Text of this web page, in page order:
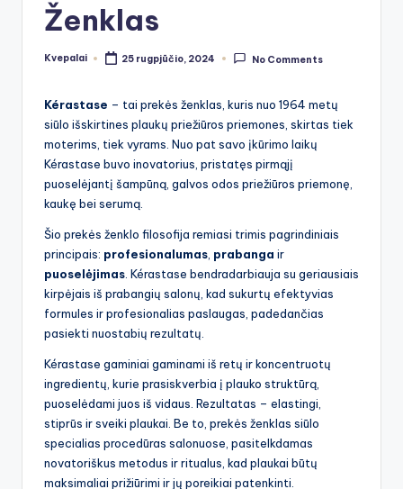
Ženklas
Posted
Kvepalai 25 rugpjūčio, 2024 No Comments
Kérastase – tai prekės ženklas, kuris nuo 1964 metų
siūlo išskirtines plaukų priežiūros priemones, skirtas tiek
moterims, tiek vyrams. Nuo pat savo įkūrimo laikų
Kérastase buvo inovatorius, pristatęs pirmąjį
puoselėjantį šampūną, galvos odos priežiūros priemonę,
kaukę bei serumą.
Šio prekės ženklo filosofija remiasi trimis pagrindiniais
principais: profesionalumas prabanga ir
puoselėjimas . Kérastase bendradarbiauja su geriausiais
kirpėjais iš prabangių salonų, kad sukurtų efektyvias
formules ir profesionalias paslaugas, padedančias
pasiekti nuostabių rezultatų.
Kérastase gaminiai gaminami iš retų ir koncentruotų
ingredientų, kurie prasiskverbia į plauko struktūrą,
puoselėdami juos iš vidaus. Rezultatas – elastingi,
stiprūs ir sveiki plaukai. Be to, prekės ženklas siūlo
specialias procedūras salonuose, pasitelkdamas
novatoriškus metodus ir ritualus, kad plaukai būtų
maksimaliai prižiūrimi ir jų poreikiai patenkinti.